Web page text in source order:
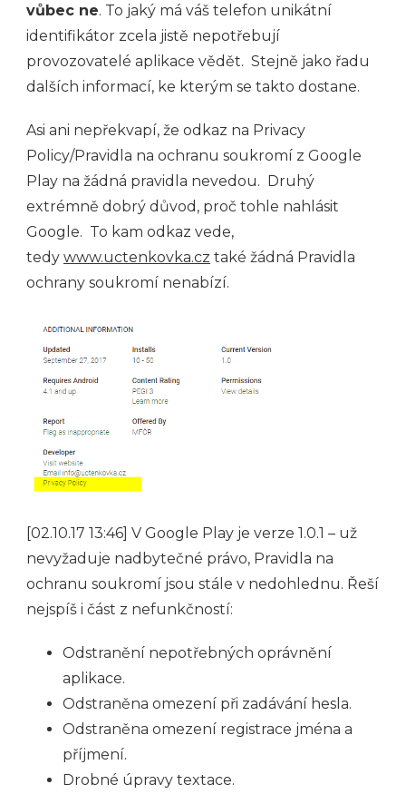
vůbec ne. To jaký má váš telefon unikátní
identifikátor zcela jistě nepotřebují
provozovatelé aplikace vědět. Stejně jako řadu
dalších informací, ke kterým se takto dostane.
Asi ani nepřekvapí, že odkaz na Privacy
Policy/Pravidla na ochranu soukromí z Google
Play na žádná pravidla nevedou. Druhý
extrémně dobrý důvod, proč tohle nahlásit
Google. To kam odkaz vede,
tedy www.uctenkovka.cz také žádná Pravidla
ochrany soukromí nenabízí.
[02.10.17 13:46] V Google Play je verze 1.0.1 – už
nevyžaduje nadbytečné právo, Pravidla na
ochranu soukromí jsou stále v nedohlednu. Řeší
nejspíš i část z nefunkčností:
Odstranění nepotřebných oprávnění
aplikace.
Odstraněna omezení při zadávání hesla.
Odstraněna omezení registrace jména a
příjmení.
Drobné úpravy textace.